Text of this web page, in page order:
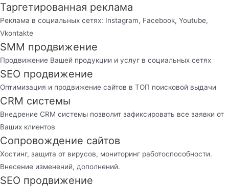
Таргетированная реклама
Реклама в социальных сетях: Instagram, Facebook, Youtube,
Vkontakte
SMM продвижение
Продвижение Вашей продукции и услуг в социальных сетях
SEO продвижение
Оптимизация и продвижение сайтов в ТОП поисковой выдачи
CRM системы
Внедрение CRM системы позволит зафиксировать все заявки от
Ваших клиентов
Сопровождение сайтов
Хостинг, защита от вирусов, мониторинг работоспособности.
Внесение изменений, дополнений.
SEO продвижение